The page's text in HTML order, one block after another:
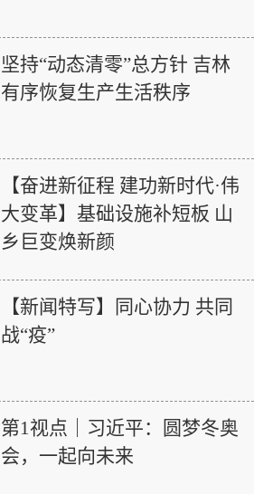
坚持“动态清零”总方针 吉林
有序恢复生产生活秩序
【奋进新征程 建功新时代·伟
大变革】基础设施补短板 山
乡巨变焕新颜
【新闻特写】同心协力 共同
战“疫”
第1视点｜习近平：圆梦冬奥
会，一起向未来